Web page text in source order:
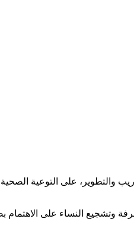
والتطوير، على التوعية
وتشجيع النساء على الاهتمام